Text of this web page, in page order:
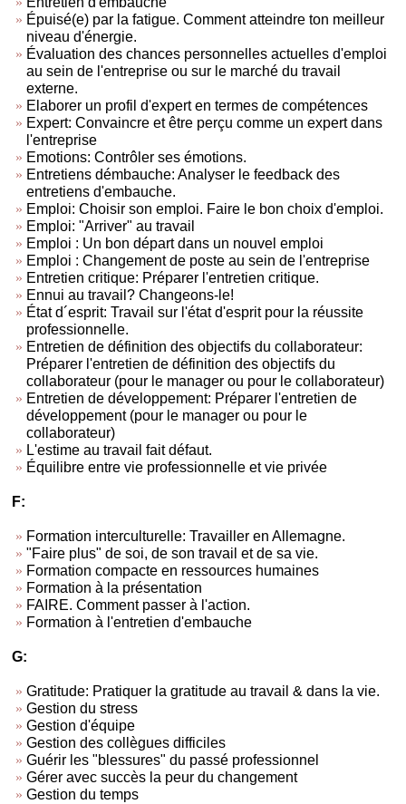
Épuisé(e) par la fatigue. Comment atteindre ton meilleur
niveau d'énergie.
Évaluation des chances personnelles actuelles d'emploi
au sein de l'entreprise ou sur le marché du travail
externe.
Elaborer un profil d'expert en termes de compétences
Expert: Convaincre et être perçu comme un expert dans
l'entreprise
Emotions: Contrôler ses émotions.
Entretiens démbauche: Analyser le feedback des
entretiens d'embauche.
Emploi: Choisir son emploi. Faire le bon choix d'emploi.
Emploi: "Arriver" au travail
Emploi : Un bon départ dans un nouvel emploi
Emploi : Changement de poste au sein de l'entreprise
Entretien critique: Préparer l'entretien critique.
Ennui au travail? Changeons-le!
État d´esprit: Travail sur l'état d'esprit pour la réussite
professionnelle.
Entretien de définition des objectifs du collaborateur:
Préparer l'entretien de définition des objectifs du
collaborateur (pour le manager ou pour le collaborateur)
Entretien de développement: Préparer l'entretien de
développement (pour le manager ou pour le
collaborateur)
L'estime au travail fait défaut.
Équilibre entre vie professionnelle et vie privée
F:
Formation interculturelle: Travailler en Allemagne.
"Faire plus" de soi, de son travail et de sa vie.
Formation compacte en ressources humaines
Formation à la présentation
FAIRE. Comment passer à l'action.
Formation à l'entretien d'embauche
G:
Gratitude: Pratiquer la gratitude au travail & dans la vie.
Gestion du stress
Gestion d'équipe
Gestion des collègues difficiles
Guérir les "blessures" du passé professionnel
Gérer avec succès la peur du changement
Gestion du temps